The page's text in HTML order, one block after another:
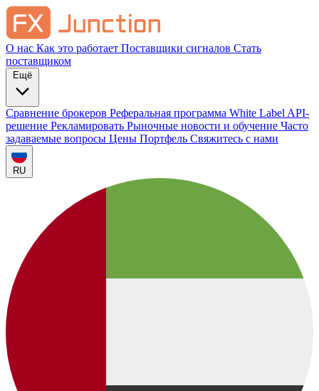
О нас Как это работает Поставщики сигналов Стать
поставщиком
Сравнение брокеров Реферальная программа White Label API-
решение Рекламировать Рыночные новости и обучение Часто
задаваемые вопросы Цены Портфель Свяжитесь с нами
RU